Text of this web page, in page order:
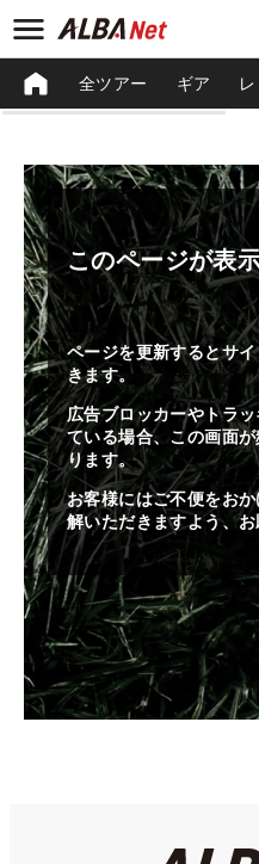
全ツアー ギア
このページが表
ページを更新するとサ
きます。
広告ブロッカーやトラ
ている場合、この画面
ります。
お客様にはご不便をお
解いただきますよう、